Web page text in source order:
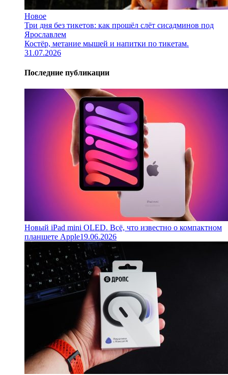
Новое
Три дня без тикетов: как прошёл слёт сисадминов под
Ярославлем
Костёр, метание мышей и напитки по тикетам.
31.07.2026
Последние публикации
Новый iPad mini OLED. Всё, что известно о компактном
планшете Apple19.06.2026